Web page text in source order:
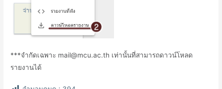
***จำกัดเฉพาะ mail@mcu.ac.th เท่านั้นที่สามารถดาวน์โหลด
รายงานได้